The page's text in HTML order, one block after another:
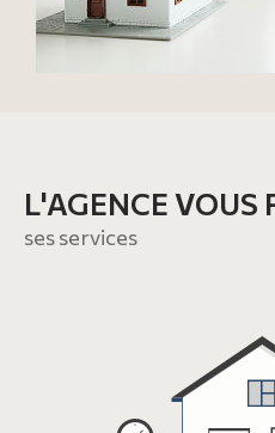
L'AGENCE VOUS
ses services